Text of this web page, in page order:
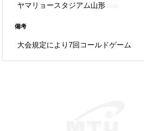
ヤマリョースタジアム山形
備考
大会規定により7回コールドゲーム